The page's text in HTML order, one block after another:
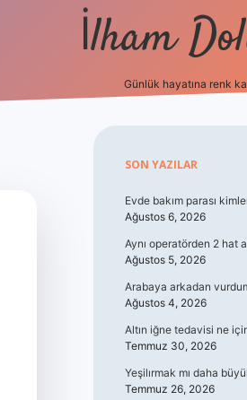
İlham
Günlük hayatına renk
Sidebar
SON YAZILAR
Evde bakım parası
Ağustos 6, 2026
Aynı operatörden 2 hat
Ağustos 5, 2026
Arabaya arkadan
Ağustos 4, 2026
Altın iğne tedavisi ne
Temmuz 30, 2026
Yeşilırmak mı daha
Temmuz 26, 2026